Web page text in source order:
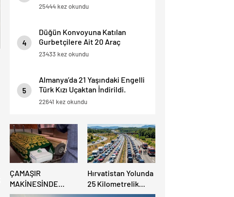
25444 kez okundu
4
Düğün Konvoyuna Katılan
Gurbetçilere Ait 20 Araç
Trafikten Men Edildi.
23433 kez okundu
5
Almanya’da 21 Yaşındaki Engelli
Türk Kızı Uçaktan İndirildi.
Detaylar Haberde.
22641 kez okundu
ÇAMAŞIR
MAKİNESİNDE
BULUNAN BEBEK
Hırvatistan Yolunda
25 Kilometrelik
Trafik Kuyruğu